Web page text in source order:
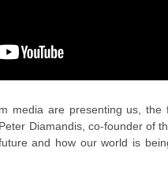
media are presenting us,
Diamandis, co-founder of
and how our world is